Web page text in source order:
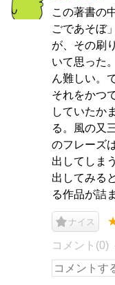
この著書の
ごであそぼ
が、その刷
いて思った
ん難しい。
それをかつ
していたか
る。風の又
のフレーズ
出してしま
出してみる
る作品が詰
ナイス
コメント(0)